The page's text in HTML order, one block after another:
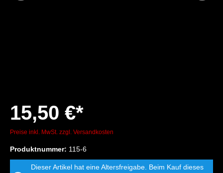
15,50 €*
Preise inkl. MwSt. zzgl. Versandkosten
Produktnummer: 115-6
Dieser Artikel hat eine Altersfreigabe. Beim Kauf dieses